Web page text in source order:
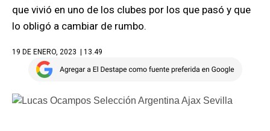
que vivió en uno de los clubes por los que pasó y que
lo obligó a cambiar de rumbo.
19 DE ENERO, 2023 | 13.49